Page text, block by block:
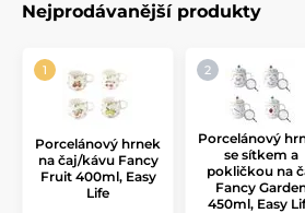
Nejprodávanější produkty
Porcelánový hrnek
na čaj/kávu Fancy
Fruit 400ml, Easy
Life
Porcelánový
se sítkem a
pokličkou na
Fancy
450ml, Easy